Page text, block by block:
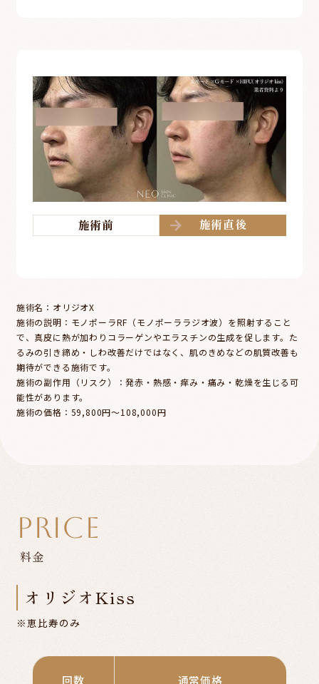
施術前 施術直後
施術名： オリジオX
施術の説明： モノポーラRF（モノポーララジオ波）を照射すること
で、真皮に熱が加わりコラーゲンやエラスチンの生成を促します。た
るみの引き締め・しわ改善だけではなく、肌のきめなどの肌質改善も
期待ができる施術です。
施術の副作用（リスク）：発赤・熱感・痒み・痛み・乾燥を生じる可
能性があります。
施術の価格： 59,800円～108,000円
PRICE
料金
オリジオKiss
※恵比寿のみ
回数 通常価格